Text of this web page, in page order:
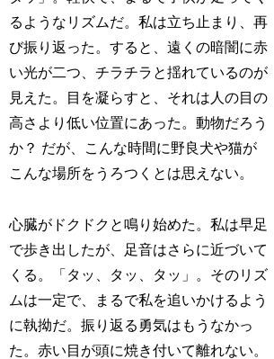
るようなリズムだ。私は立ち止まり、再
び振り返った。すると、遠くの暗闇に赤
い光が二つ、チラチラと揺れているのが
見えた。目を凝らすと、それは人の目の
高さより低い位置にあった。動物だろう
か？ だが、こんな時間に野良犬や猫が
こんな場所をうろつくとは思えない。
心臓がドクドクと鳴り始めた。私は早足
で歩き出したが、足音はさらに近づいて
くる。「タッ、タッ、タッ」。そのリズ
ムは一定で、まるで私を追いかけるよう
に執拗だ。振り返る勇気はもうなかっ
た。赤い目が頭に焼き付いて離れない。